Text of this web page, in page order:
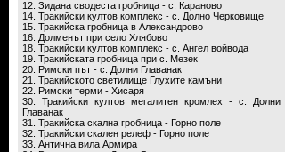
12. Зидана сводеста гробница - с. Караново
14. Тракийски култов комплекс - с. Долно Черковище
15. Тракийска гробница в Александрово
16. Долменът при село Хлябово
18. Тракийски култов комплекс - с. Ангел войвода
19. Тракийската гробница при с. Мезек
20. Римски път - с. Долни Главанак
21. Тракийското светилище Глухите камъни
22. Римски терми - Хисаря
30. Тракийски култов мегалитен кромлех - с. Долни
Главанак
31. Тракийска скална гробница - Горно поле
32. Тракийски скален релеф - Горно поле
33. Антична вила Армира